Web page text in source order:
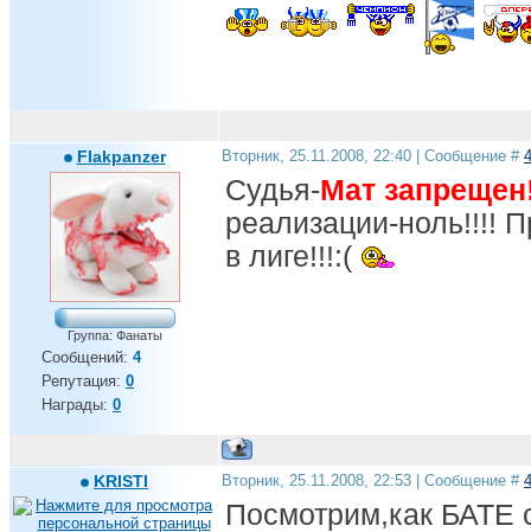
Flakpanzer
Группа: Фанаты
Сообщений: 4
Репутация: 0
Награды: 0
Вторник, 25.11.2008, 22:40 | Сообщение #
Судья-Мат
реализации-ноль!!!!
в лиге!!!:(
KRISTI Вторник, 25.11.2008, 22:53 | Сообщение #
Посмотрим,как БАТЕ